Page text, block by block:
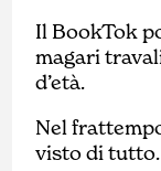
Il BookTok
magari
d’età.
Nel
visto di tutto.